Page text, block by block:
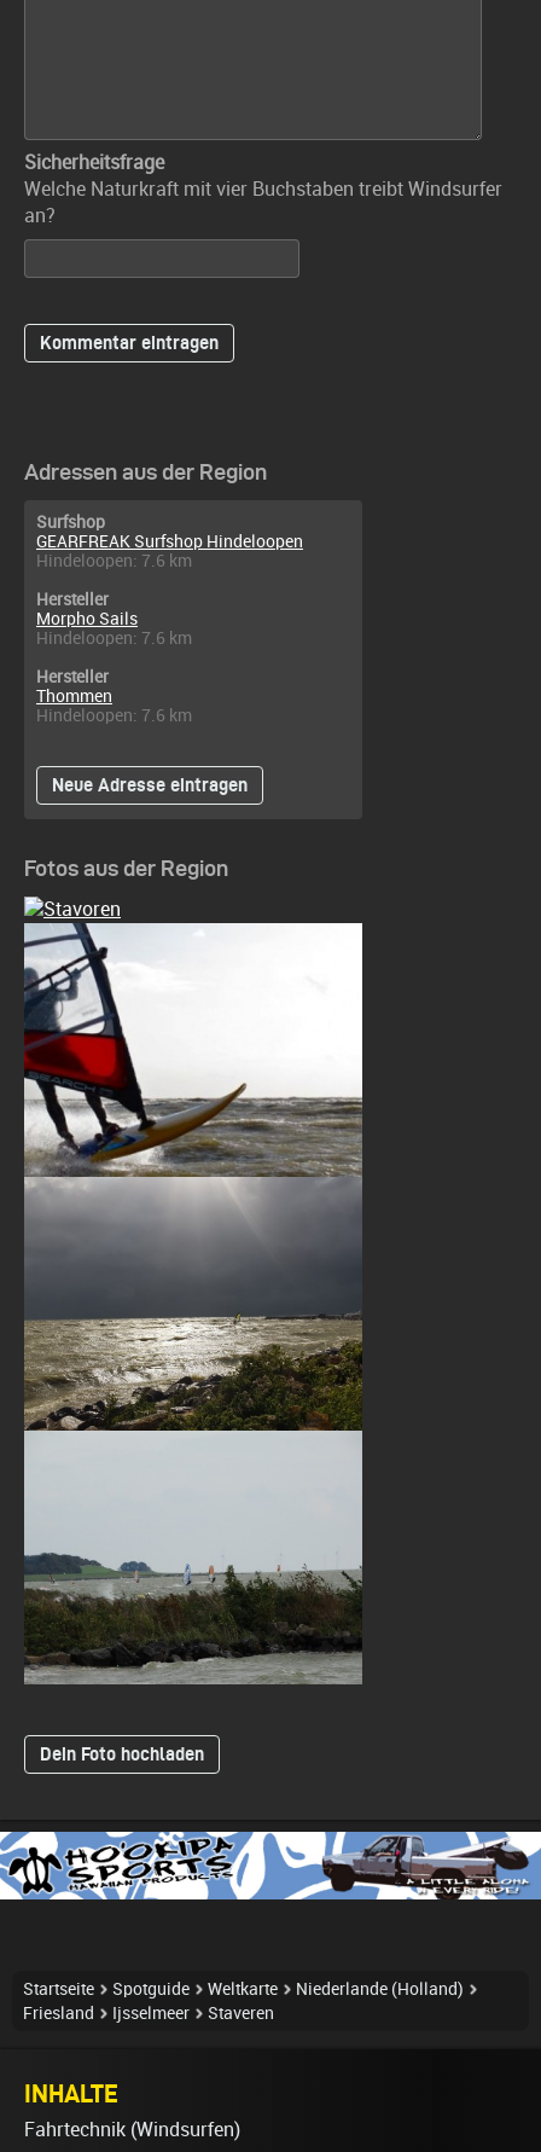
Sicherheitsfrage
Welche Naturkraft mit vier Buchstaben treibt Windsurfer
an?
Adressen aus der Region
Surfshop
GEARFREAK Surfshop Hindeloopen
Hindeloopen: 7.6 km
Hersteller
Morpho Sails
Hindeloopen: 7.6 km
Hersteller
Thommen
Hindeloopen: 7.6 km
Neue Adresse eintragen
Fotos aus der Region
Dein Foto hochladen
Startseite Spotguide Weltkarte
Niederlande (Holland)
Friesland
Ijsselmeer Staveren
INHALTE
Fahrtechnik (Windsurfen)